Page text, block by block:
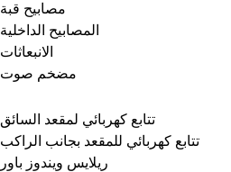
مصابيح قبة
المصابيح الداخلية
الانبعاثات
مضخم صوت
تتابع كهربائي لمقعد السائق
تتابع كهربائي للمقعد بجانب الراكب
ريلايس ويندوز باور